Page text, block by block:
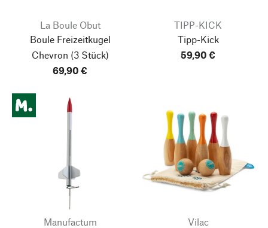
La Boule Obut
Boule Freizeitkugel
Chevron (3 Stück)
69,90 €
TIPP-KICK
Tipp-Kick
59,90 €
Manufactum
Vilac